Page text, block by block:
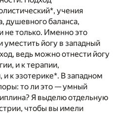
учения
душевного баланса,
не только. Именно это
уместить йогу в западный
ведь можно отнести йогу
и к терапии,
и к эзотерике*. В западном
то ли это — умный
Я выделю отдельную
чтобы вы имели